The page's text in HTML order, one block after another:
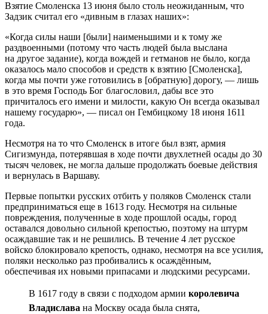
Взятие Смоленска 13 июня было столь неожиданным, что
Задзик считал его «дивным в глазах наших»:
«Когда силы наши [были] наименьшими и к тому же
раздвоенными (потому что часть людей была выслана
на другое задание), когда вождей и гетманов не было, когда
оказалось мало способов и средств к взятию [Смоленска],
когда мы почти уже готовились в [обратную] дорогу, — лишь
в это время Господь Бог благословил, дабы все это
причиталось его имени и милости, какую Он всегда оказывал
нашему государю», — писал он Гембицкому 18 июня 1611
года.
Несмотря на то что Смоленск в итоге был взят, армия
Сигизмунда, потерявшая в ходе почти двухлетней осады до 30
тысяч человек, не могла дальше продолжать боевые действия
и вернулась в Варшаву.
Первые попытки русских отбить у поляков Смоленск стали
предприниматься еще в 1613 году. Несмотря на сильные
повреждения, полученные в ходе прошлой осады, город
оставался довольно сильной крепостью, поэтому на штурм
осаждавшие так и не решились. В течение 4 лет русское
войско блокировало крепость, однако, несмотря на все усилия,
поляки несколько раз пробивались к осаждённым,
обеспечивая их новыми припасами и людскими ресурсами.
В 1617 году в связи с подходом армии королевича
Владислава на Москву осада была снята,